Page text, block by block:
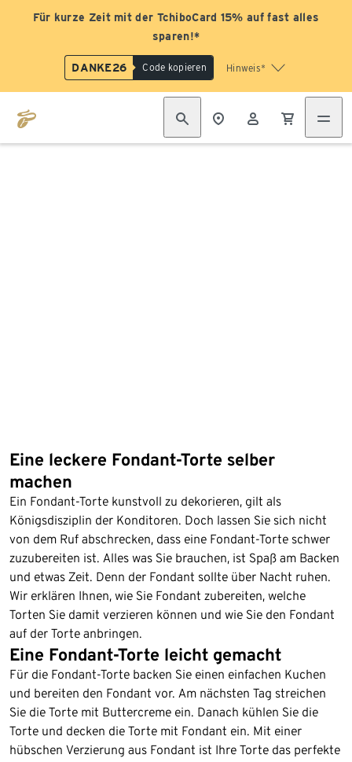
Für kurze Zeit mit der TchiboCard 15% auf fast alles
sparen!*
DANKE26 Code kopieren Hinweis*
Eine leckere Fondant-Torte selber
machen
Ein Fondant-Torte kunstvoll zu dekorieren, gilt als
Königsdisziplin der Konditoren. Doch lassen Sie sich nicht
von dem Ruf abschrecken, dass eine Fondant-Torte schwer
zuzubereiten ist. Alles was Sie brauchen, ist Spaß am Backen
und etwas Zeit. Denn der Fondant sollte über Nacht ruhen.
Wir erklären Ihnen, wie Sie Fondant zubereiten, welche
Torten Sie damit verzieren können und wie Sie den Fondant
auf der Torte anbringen.
Eine Fondant-Torte leicht gemacht
Für die Fondant-Torte backen Sie einen einfachen Kuchen
und bereiten den Fondant vor. Am nächsten Tag streichen
Sie die Torte mit Buttercreme ein. Danach kühlen Sie die
Torte und decken die Torte mit Fondant ein. Mit einer
hübschen Verzierung aus Fondant ist Ihre Torte das perfekte